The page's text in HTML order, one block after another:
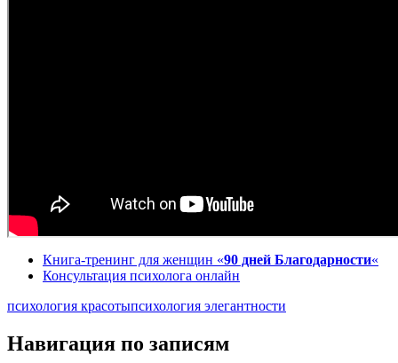
Книга-тренинг для женщин «90 дней Благодарности«
Консультация психолога онлайн
психология красотыпсихология элегантности
Навигация по записям